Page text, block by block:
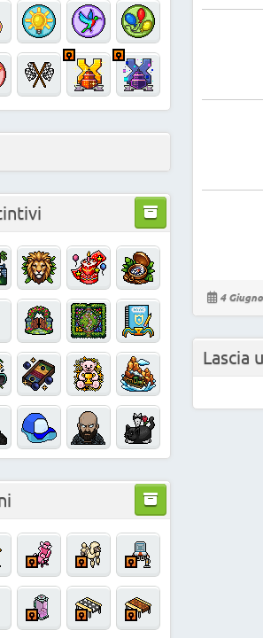
4
Lascia